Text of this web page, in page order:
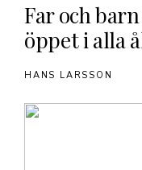
Far och
öppet i alla
HANS LARSSON